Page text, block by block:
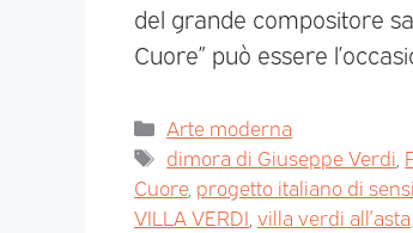
del grande compositore
Cuore” può essere
Arte moderna
dimora di Giuseppe Verdi
Cuore, progetto italiano di
VILLA VERDI villa verdi all’asta